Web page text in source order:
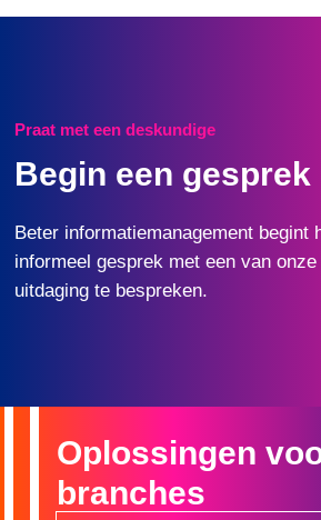
Praat met een deskundige
Begin een gesprek
Beter informatiemanagement begint
informeel gesprek met een van
uitdaging te bespreken.
Oplossingen
branches